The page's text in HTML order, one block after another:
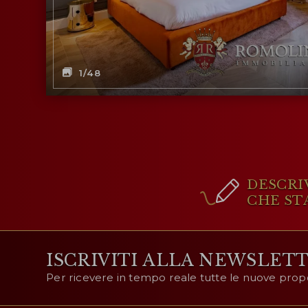
1/48
CHE
ISCRIVITI ALLA
Per ricevere in tempo reale tutte le nuove